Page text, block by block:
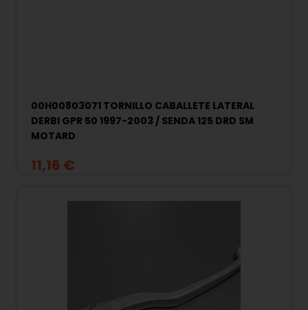
00H00803071 TORNILLO CABALLETE LATERAL
DERBI GPR 50 1997-2003 / SENDA 125 DRD SM
MOTARD
11,16 €